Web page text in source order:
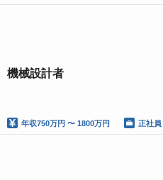
機械設計者
年収750万円 〜 1800万円 正社員